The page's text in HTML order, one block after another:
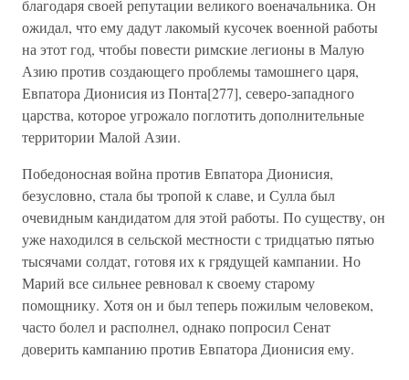
благодаря своей репутации великого военачальника. Он
ожидал, что ему дадут лакомый кусочек военной работы
на этот год, чтобы повести римские легионы в Малую
Азию против создающего проблемы тамошнего царя,
Евпатора Дионисия из Понта[277], северо-западного
царства, которое угрожало поглотить дополнительные
территории Малой Азии.
Победоносная война против Евпатора Дионисия,
безусловно, стала бы тропой к славе, и Сулла был
очевидным кандидатом для этой работы. По существу, он
уже находился в сельской местности с тридцатью пятью
тысячами солдат, готовя их к грядущей кампании. Но
Марий все сильнее ревновал к своему старому
помощнику. Хотя он и был теперь пожилым человеком,
часто болел и располнел, однако попросил Сенат
доверить кампанию против Евпатора Дионисия ему.